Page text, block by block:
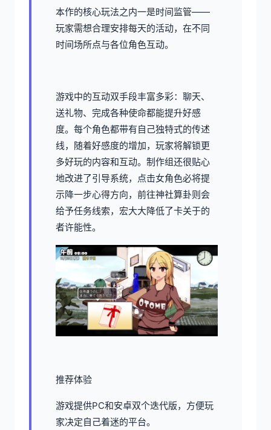
本作的核心玩法之内一是时间监管——
玩家需想合理安排每天的活动，在不同
时间场所点与各位角色互动。
游戏中的​​互动双手段丰富多彩​​：聊天、
送礼物、完成各种使命都能提升好感
度。每个角色都带有自己独特式的传述
线，随着好感度的增加，玩家将解锁更
多好玩的内容和互动。制作组还很贴心
地改进了引导系统，点击女角色必将提
示降一步心得方向，前往神社算卦则会
给予任务线索，宏大大降低了卡关于的
者许能性。
推荐体验
游戏提供PC和安卓双个迭代版，方便玩
家决定自己着迷的平台。